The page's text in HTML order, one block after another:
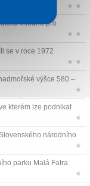
★ ★
vhodné pro
★ ★
se v roce 1972
★ ★
výšce 580 –
★
kterém lze podnikat
★
národního
★
parku Malá Fatra.
★